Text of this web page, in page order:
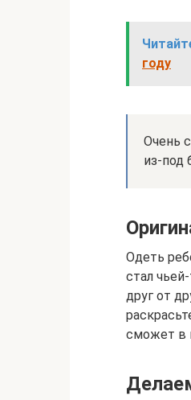
году
Очень
из-под
Одеть
стал
друг от
сможет в